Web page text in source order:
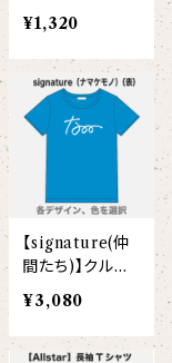
Tシャツ(ベビー)
¥1,320
【signature(仲
間たち)】クルー
ネックTシャツ
（半袖）（大人）
¥3,080